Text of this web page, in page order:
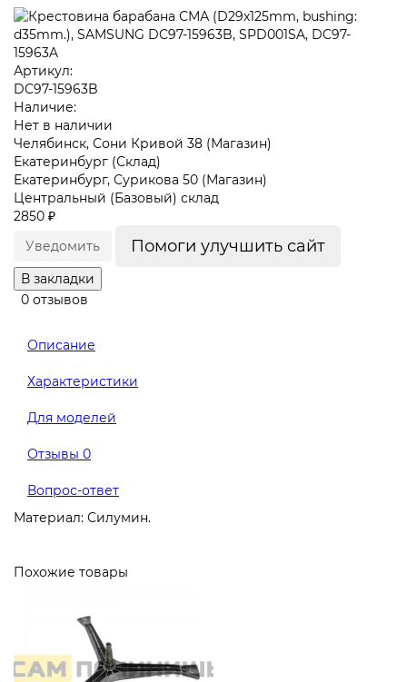
Артикул:
DC97-15963B
Наличие:
Нет в наличии
Челябинск, Сони Кривой 38 (Магазин)
Екатеринбург (Склад)
Екатеринбург, Сурикова 50 (Магазин)
Центральный (Базовый) склад
2850 ₽
Уведомить
Помоги улучшить сайт
В закладки
0 отзывов
Описание
Характеристики
Для моделей
Отзывы 0
Вопрос-ответ
Материал: Силумин.
Похожие товары